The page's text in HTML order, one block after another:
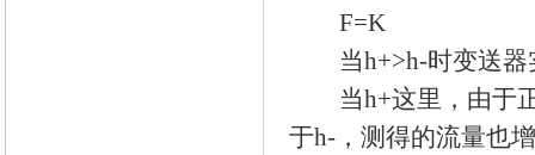
F=K
当h+>h-时变送器
当h+这里，由于正
于h-，测得的流量也